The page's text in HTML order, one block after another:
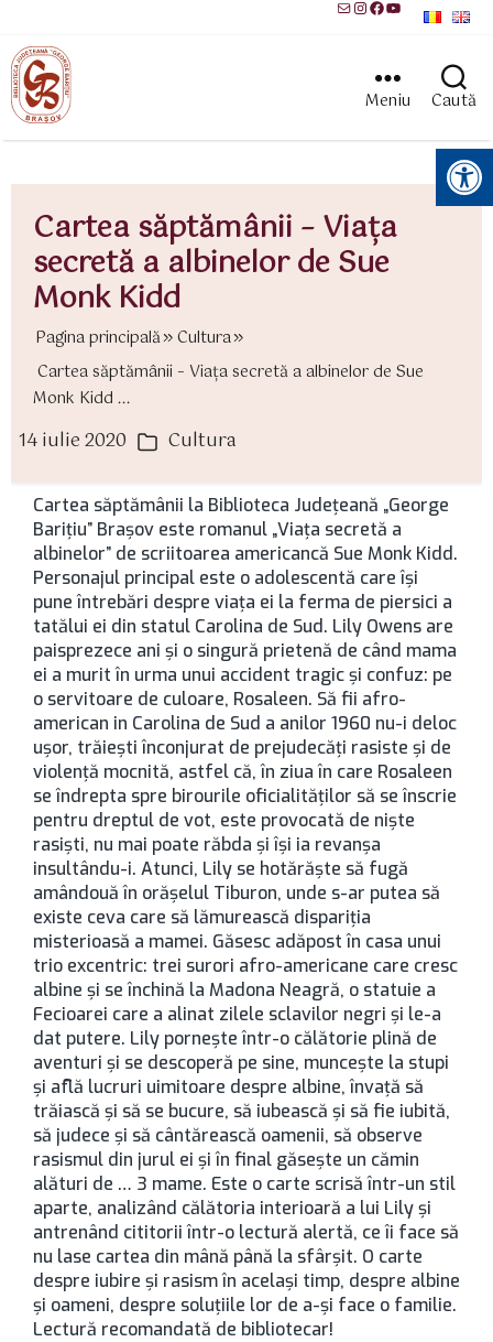
MailInstagram
Facebook
YouTube
Meniu Caută
Instrumente pentru accesibilitate
Cartea săptămânii – Viața
secretă a albinelor de Sue
Monk Kidd
Pagina principală
Cultura
Cartea săptămânii – Viața secretă a albinelor de Sue
Monk Kidd ...
14 iulie 2020 Categorii
Cultura
Cartea săptămânii la Biblioteca Județeană „George
Barițiu” Brașov este romanul „Viața secretă a
albinelor” de scriitoarea americancă Sue Monk Kidd.
Personajul principal este o adolescentă care își
pune întrebări despre viața ei la ferma de piersici a
tatălui ei din statul Carolina de Sud. Lily Owens are
paisprezece ani și o singură prietenă de când mama
ei a murit în urma unui accident tragic și confuz: pe
o servitoare de culoare, Rosaleen. Să fii afro-
american in Carolina de Sud a anilor 1960 nu-i deloc
ușor, trăiești înconjurat de prejudecăți rasiste și de
violență mocnită, astfel că, în ziua în care Rosaleen
se îndrepta spre birourile oficialităților să se înscrie
pentru dreptul de vot, este provocată de niște
rasiști, nu mai poate răbda și își ia revanșa
insultându-i. Atunci, Lily se hotărăște să fugă
amândouă în orășelul Tiburon, unde s-ar putea să
existe ceva care să lămurească dispariția
misterioasă a mamei. Găsesc adăpost în casa unui
trio excentric: trei surori afro-americane care cresc
albine și se închină la Madona Neagră, o statuie a
Fecioarei care a alinat zilele sclavilor negri și le-a
dat putere. Lily pornește într-o călătorie plină de
aventuri și se descoperă pe sine, muncește la stupi
și află lucruri uimitoare despre albine, învață să
trăiască și să se bucure, să iubească și să fie iubită,
să judece și să cântărească oamenii, să observe
rasismul din jurul ei și în final găsește un cămin
alături de … 3 mame. Este o carte scrisă într-un stil
aparte, analizând călătoria interioară a lui Lily și
antrenând cititorii într-o lectură alertă, ce îi face să
nu lase cartea din mână până la sfârșit. O carte
despre iubire și rasism în același timp, despre albine
și oameni, despre soluțiile lor de a-și face o familie.
Lectură recomandată de bibliotecar!